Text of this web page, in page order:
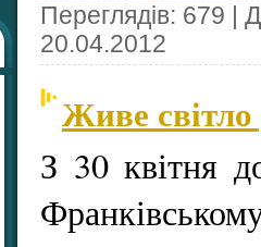
Переглядів: 679 |
20.04.2012
Живе світло
З 30 квітня